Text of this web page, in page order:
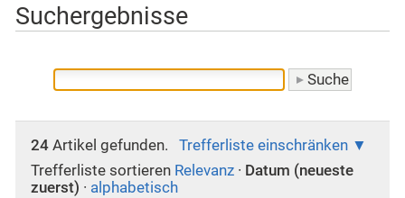
Suchergebnisse
24Artikel gefunden.
Trefferliste einschränken
Trefferliste sortieren Relevanz · Datum (neueste
zuerst) · alphabetisch